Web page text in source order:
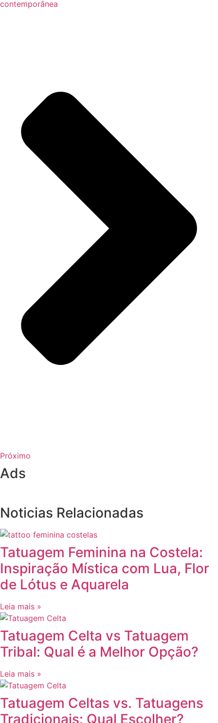
contemporânea
Próximo
Ads
Noticias Relacionadas
Tatuagem Feminina na Costela:
Inspiração Mística com Lua, Flor
de Lótus e Aquarela
Leia mais »
Tatuagem Celta vs Tatuagem
Tribal: Qual é a Melhor Opção?
Leia mais »
Tatuagem Celtas vs. Tatuagens
Tradicionais: Qual Escolher?